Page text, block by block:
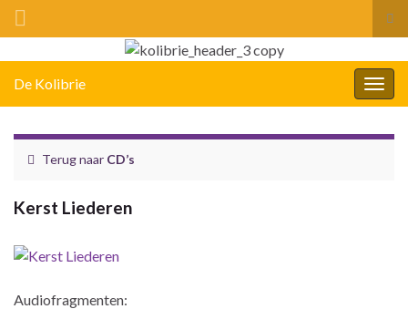
Search for:
De Kolibrie
Terug naar CD’s
Kerst Liederen
Audiofragmenten: